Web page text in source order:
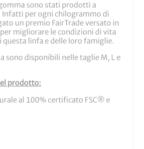
sono stati prodotti a
Infatti per ogni chilogrammo di
un premio FairTrade versato in
migliorare le condizioni di vita
linfa e delle loro famiglie.
sono disponibili nelle taglie M, L e
prodotto:
al 100% certificato FSC® e